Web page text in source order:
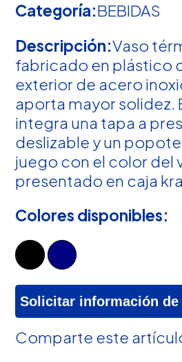
Categoría:BEBIDAS
Descripción:Vaso
fabricado en plástico
exterior de acero
aporta mayor solidez.
integra una tapa a
deslizable y un
juego con el color del
presentado en caja
Colores disponibles:
Solicitar información
Comparte este